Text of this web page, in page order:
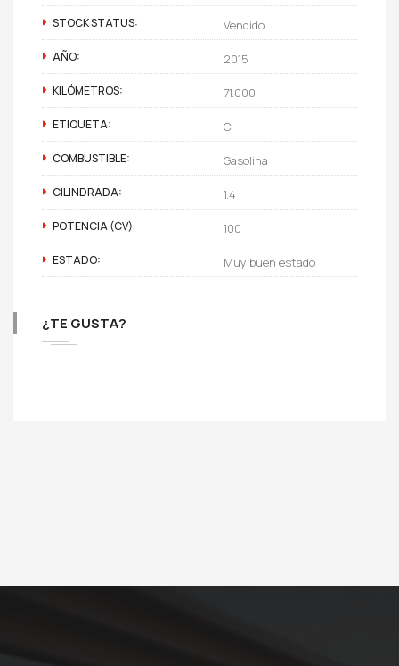
STOCK STATUS: Vendido
AÑO: 2015
KILÓMETROS: 71.000
ETIQUETA: C
COMBUSTIBLE: Gasolina
CILINDRADA: 1.4
POTENCIA (CV): 100
ESTADO: Muy buen estado
¿TE GUSTA?